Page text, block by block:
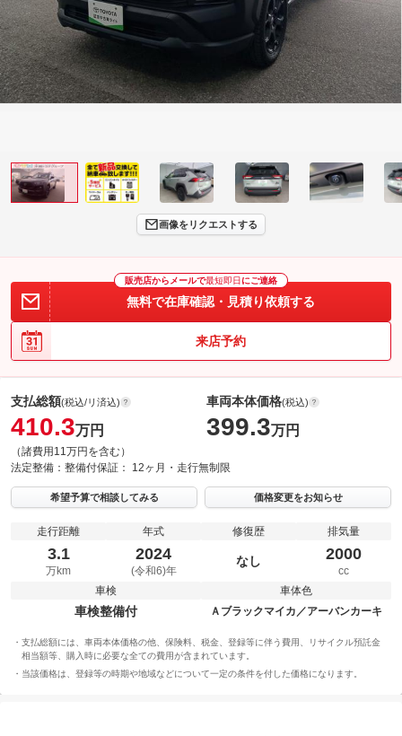
画像をリクエストする
販売店からメールで最短即日 にご連絡
無料で在庫確認・見積り依頼する
来店予約
支払総額(税込/リ済込)
410.3万円
（諸費用11万円を含む）
車両本体価格(税込)
399.3万円
法定整備： 整備付保証： 12ヶ月・走行無制限
希望予算で相談してみる 価格変更をお知らせ
走行距離
3.1
万km
年式
2024
(令和6)年
修復歴
なし
排気量
2000
cc
車検
車検整備付
車体色
Ａブラックマイカ／アーバンカーキ
支払総額には、車両本体価格の他、保険料、税金、登録等に伴う費用、リサイクル預託金
相当額等、購入時に必要な全ての費用が含まれています。
当該価格は、登録等の時期や地域などについて一定の条件を付した価格になります。